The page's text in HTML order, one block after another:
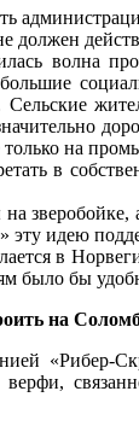
должен
волна
только на
в
зверобойке,
эту идею
в
было бы
на
«Рибер-
верфи,